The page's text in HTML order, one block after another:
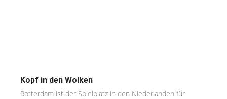
Kopf in den Wolken
Rotterdam ist der Spielplatz in den Niederlanden für